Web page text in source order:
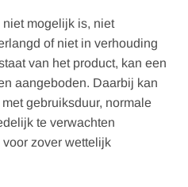
mogelijk is, niet
of niet in verhouding
van het product, kan een
aangeboden. Daarbij kan
gebruiksduur, normale
te verwachten
zover wettelijk